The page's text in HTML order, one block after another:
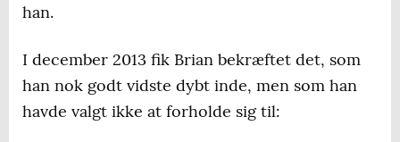
han.
I december 2013 fik Brian bekræftet det, som
han nok godt vidste dybt inde, men som han
havde valgt ikke at forholde sig til: